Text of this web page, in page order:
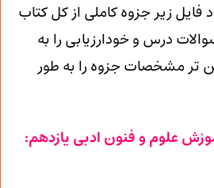
فایل زیر جزوه کاملی از کل کتاب
درس و خودارزیابی را به
تر مشخصات جزوه را به طور
علوم و فنون ادبی یازدهم: